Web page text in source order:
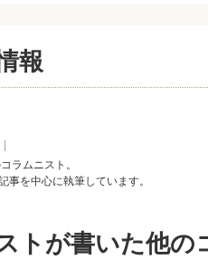
報
|
ラムニスト。
事を中心に執筆しています。
トが書いた他の